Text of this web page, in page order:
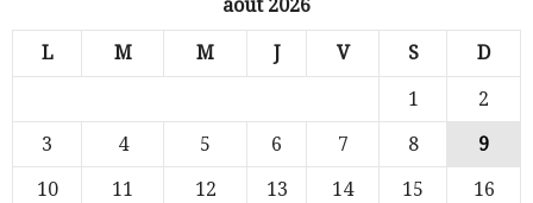
août 2026
L M M J V S D
1
2
3
4 5 6 7 8
9
10
11 12 13 14 15
16